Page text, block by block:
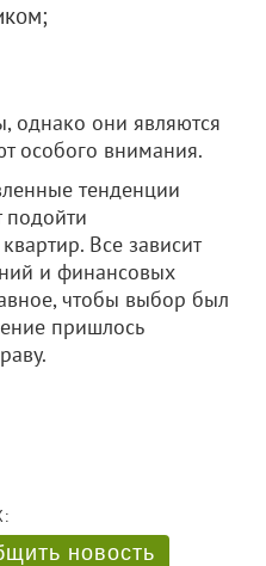
однако они являются
особого внимания.
тенденции
подойти
Все зависит
и финансовых
чтобы выбор был
пришлось
нраву.
новость